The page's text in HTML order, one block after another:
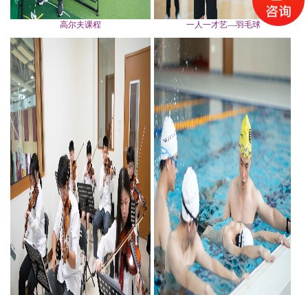
高尔夫课程 一人一才艺—羽毛球